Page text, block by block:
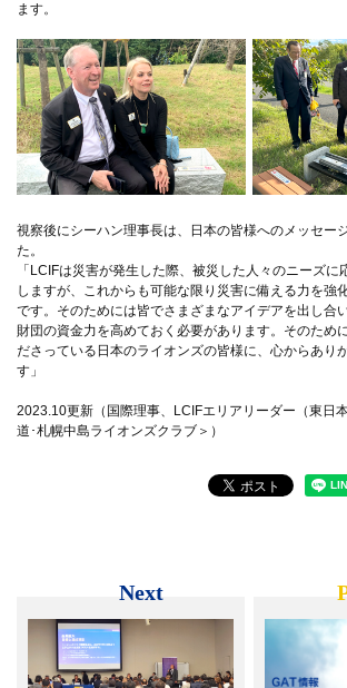
ます。
視察後にシーハン理事長は、日本の皆様へのメッセー
た。
「LCIFは災害が発生した際、被災した人々のニーズに
しますが、これからも可能な限り災害に備える力を強
です。そのためには皆でさまざまなアイデアを出し合
財団の資金力を高めておく必要があります。そのため
ださっている日本のライオンズの皆様に、心からあり
す」
2023.10更新（国際理事、LCIFエリアリーダー（東日
道･札幌中島ライオンズクラブ＞）
Next